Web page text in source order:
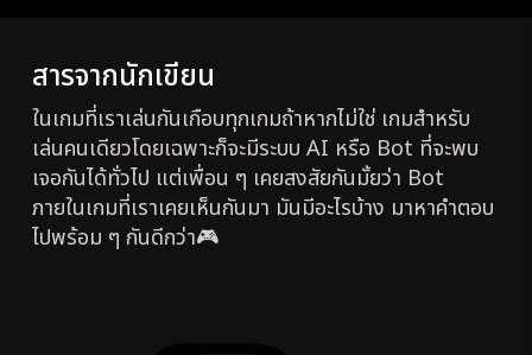
สารจากนักเขียน
ในเกมที่เราเล่นกันเกือบทุกเกมถ้าหากไม่ใช่ เกมสำหรับ
เล่นคนเดียวโดยเฉพาะก็จะมีระบบ AI หรือ Bot ที่จะพบ
เจอกันได้ทั่วไป แต่เพื่อน ๆ เคยสงสัยกันมั้ยว่า Bot
ภายในเกมที่เราเคยเห็นกันมา มันมีอะไรบ้าง มาหาคำตอบ
ไปพร้อม ๆ กันดีกว่า🎮